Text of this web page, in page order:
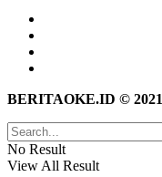
BERITAOKE.ID © 2021
No Result
View All Result